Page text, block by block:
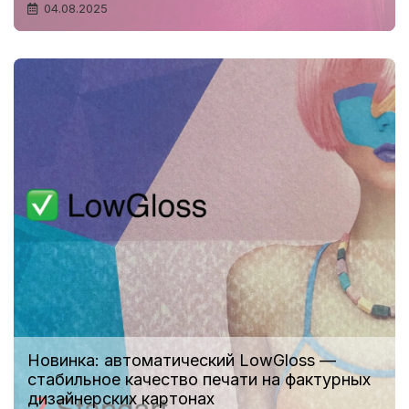
04.08.2025
Новинка: автоматический LowGloss —
стабильное качество печати на фактурных
дизайнерских картонах